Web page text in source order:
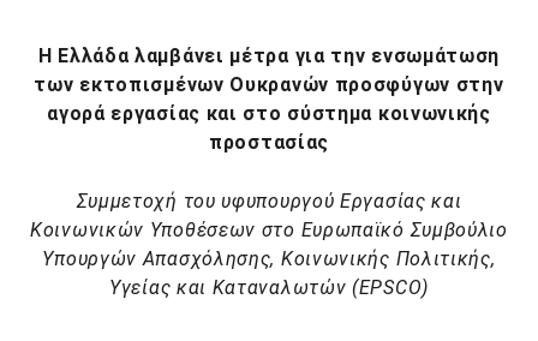
Η Ελλάδα λαμβάνει μέτρα για την ενσωμάτωση
των εκτοπισμένων Ουκρανών προσφύγων στην
αγορά εργασίας και στο σύστημα κοινωνικής
προστασίας
Συμμετοχή του υφυπουργού Εργασίας και
Κοινωνικών Υποθέσεων στο Ευρωπαϊκό Συμβούλιο
Υπουργών Απασχόλησης, Κοινωνικής Πολιτικής,
Υγείας και Καταναλωτών (EPSCO)